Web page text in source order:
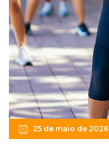
25 de maio de 2026